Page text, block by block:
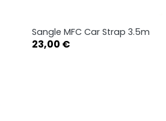
Aperçu rapide
Sangle MFC Car Strap 3.5m
Prix
23,00 €